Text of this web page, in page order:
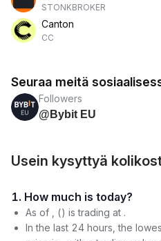
STONKBROKER
Canton
CC
Seuraa meitä
Followers
@Bybit EU
Usein kysyttyä
1. How much is today?
As of , () is trading at .
In the last 24 hours, the